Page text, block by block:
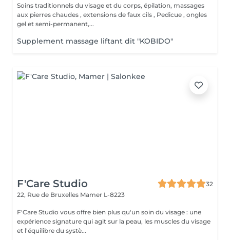
Soins traditionnels du visage et du corps, épilation, massages
aux pierres chaudes , extensions de faux cils , Pedicue , ongles
gel et semi-permanent,...
Supplement massage liftant dit "KOBIDO"
F'Care Studio
32
22, Rue de Bruxelles Mamer L-8223
F'Care Studio vous offre bien plus qu'un soin du visage : une
expérience signature qui agit sur la peau, les muscles du visage
et l'équilibre du systè...